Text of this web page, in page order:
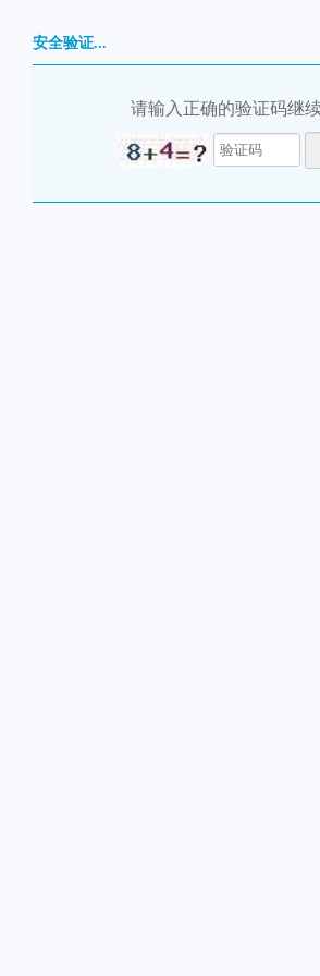
安全验证...
请输入正确的验证码继